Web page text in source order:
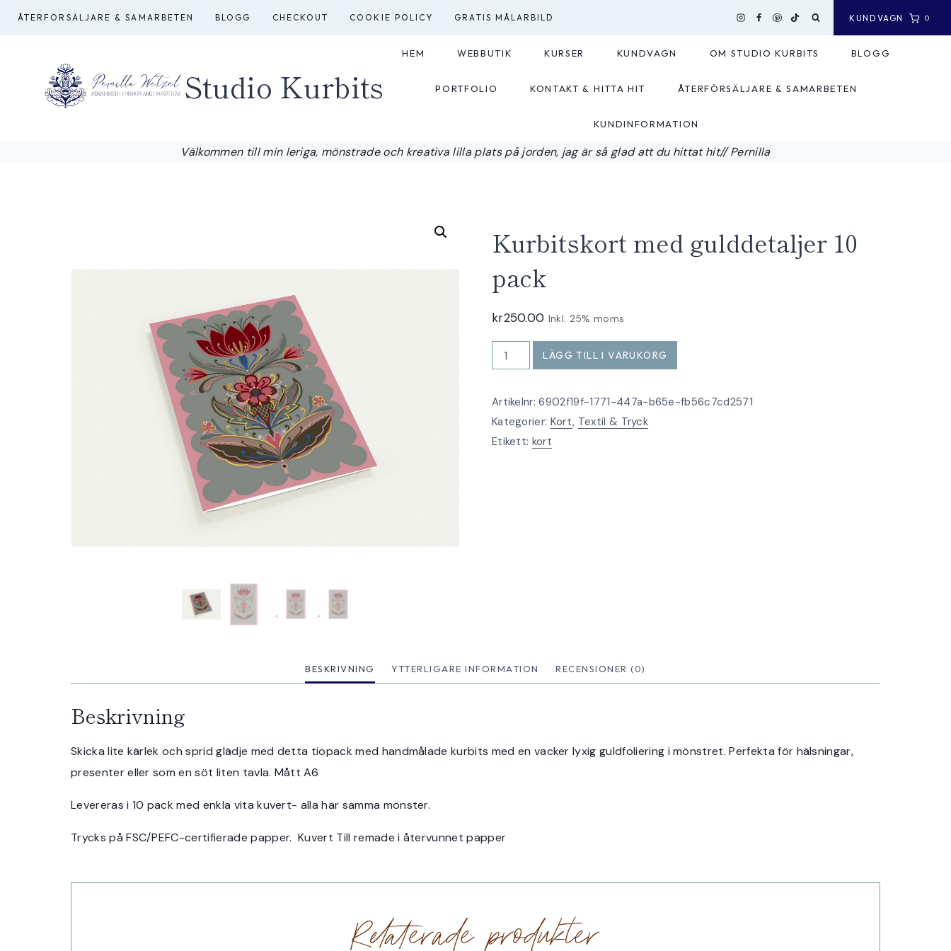
Skip
ÅTERFÖRSÄLJARE & SAMARBETEN BLOGG CHECKOUT COOKIE POLICY GRATIS MÅLARBILD KUNDVAGN 0
Studio Kurbits
HEM WEBBUTIK KURSER KUNDVAGN OM STUDIO KURBITS BLOGG
PORTFOLIO KONTAKT & HITTA HIT ÅTERFÖRSÄLJARE & SAMARBETEN
KUNDINFORMATION
Välkommen till min leriga, mönstrade och kreativa lilla plats på jorden, jag är så glad att du hittat hit// Pernilla
Kurbitskort med gulddetaljer 10
pack
kr250.00 Inkl. 25% moms
Kurbitskort
med
10
pack
LÄGG TILL I VARUKORG
Artikelnr:6902f19f-1771-447a-b65e-fb56c7cd2571
Kategorier: Kort, Textil & Tryck
Etikett: kort
BESKRIVNING YTTERLIGARE INFORMATION RECENSIONER (0)
Beskrivning
Skicka lite kärlek och sprid glädje med detta tiopack med handmålade kurbits med en vacker lyxig guldfoliering i mönstret. Perfekta för hälsningar,
presenter eller som en söt liten tavla. Mått A6
Levereras i 10 pack med enkla vita kuvert- alla har samma mönster.
Trycks på FSC/PEFC-certifierade papper. Kuvert Till remade i återvunnet papper
Relaterade produkter